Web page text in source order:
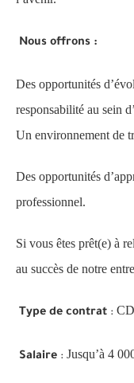
Nous offrons :
Des opportunités
responsabilité au sein
Un environnement de
Des opportunités
professionnel.
Si vous êtes prêt(e) à
au succès de notre
Type de contrat :
Salaire : Jusqu’à 4